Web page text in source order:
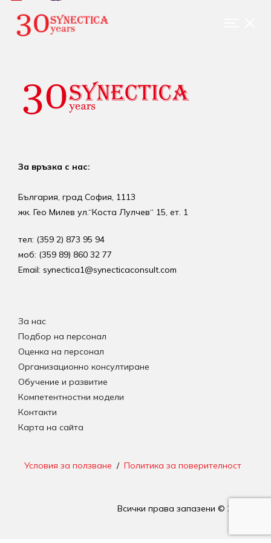
За връзка с нас:
България, град София, 1113
жк. Гео Милев ул.“Коста Лулчев“ 15, ет. 1
тел: (359 2) 873 95 94
моб: (359 89) 860 32 77
Email: synectica1@synecticaconsult.com
За нас
Подбор на персонал
Оценка на персонал
Организационно консултиране
Обучение и развитие
Компетентностни модели
Контакти
Карта на сайта
Условия за ползване / Политика за поверителност
Всички права запазени © 2026